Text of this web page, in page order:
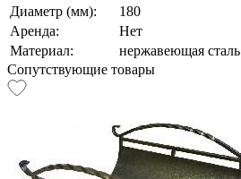
Диаметр (мм):
180
Аренда:
Нет
Материал:
нержавеющая сталь
Сопутствующие товары